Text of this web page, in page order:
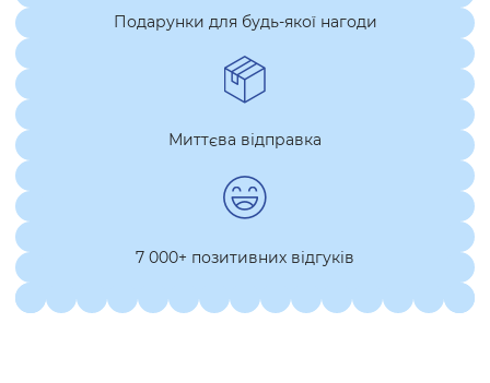
Подарунки для будь-якої нагоди
Миттєва відправка
7 000+ позитивних відгуків